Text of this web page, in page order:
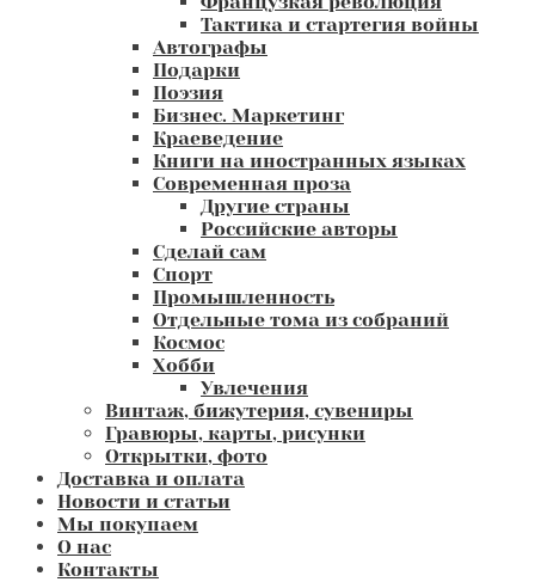
Тактика и стартегия войны
Автографы
Подарки
Поэзия
Бизнес. Маркетинг
Краеведение
Книги на иностранных языках
Современная проза
Другие страны
Российские авторы
Сделай сам
Спорт
Промышленность
Отдельные тома из собраний
Космос
Хобби
Увлечения
Винтаж, бижутерия, сувениры
Гравюры, карты, рисунки
Открытки, фото
Доставка и оплата
Новости и статьи
Мы покупаем
О нас
Контакты